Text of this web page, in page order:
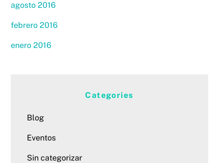
agosto 2016
febrero 2016
enero 2016
Categories
Blog
Eventos
Sin categorizar